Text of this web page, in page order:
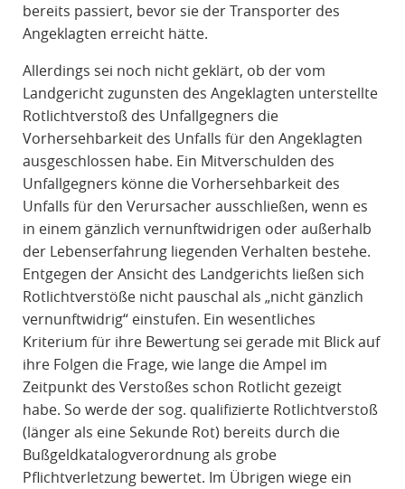
bereits passiert, bevor sie der Transporter des
Angeklagten erreicht hätte.
Allerdings sei noch nicht geklärt, ob der vom
Landgericht zugunsten des Angeklagten unterstellte
Rotlichtverstoß des Unfallgegners die
Vorhersehbarkeit des Unfalls für den Angeklagten
ausgeschlossen habe. Ein Mitverschulden des
Unfallgegners könne die Vorhersehbarkeit des
Unfalls für den Verursacher ausschließen, wenn es
in einem gänzlich vernunftwidrigen oder außerhalb
der Lebenserfahrung liegenden Verhalten bestehe.
Entgegen der Ansicht des Landgerichts ließen sich
Rotlichtverstöße nicht pauschal als „nicht gänzlich
vernunftwidrig“ einstufen. Ein wesentliches
Kriterium für ihre Bewertung sei gerade mit Blick auf
ihre Folgen die Frage, wie lange die Ampel im
Zeitpunkt des Verstoßes schon Rotlicht gezeigt
habe. So werde der sog. qualifizierte Rotlichtverstoß
(länger als eine Sekunde Rot) bereits durch die
Bußgeldkatalogverordnung als grobe
Pflichtverletzung bewertet. Im Übrigen wiege ein